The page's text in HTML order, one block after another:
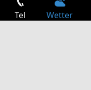
Tel Wetter